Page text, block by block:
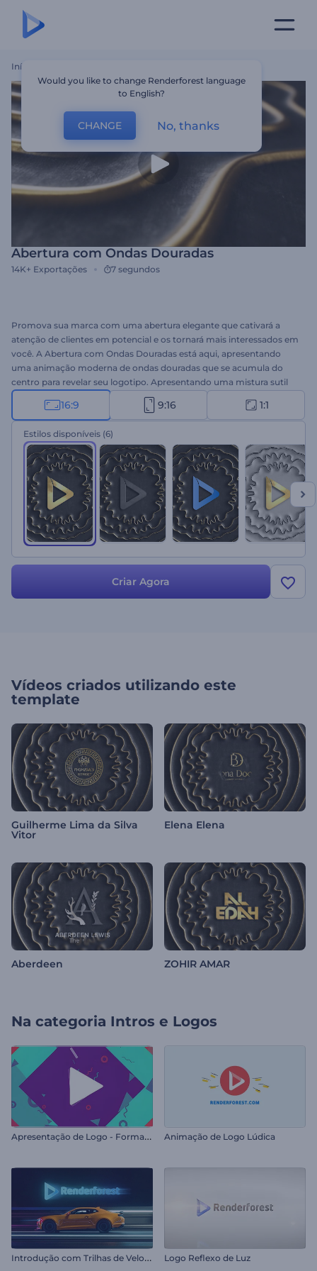
Início
Abertura com Ondas Douradas
14K+ Exportações 7 segundos
Promova sua marca com uma abertura elegante que cativará a
atenção de clientes em potencial e os tornará mais interessados ​​em
você. A Abertura com Ondas Douradas está aqui, apresentando
uma animação moderna de ondas douradas que se acumula do
centro para revelar seu logotipo. Apresentando uma mistura sutil
de ondas pretas e douradas, esta abertura moderna certamente
fará com que qualquer projeto comercial seja um sucesso. Reserve
um minuto para fazer o upload do seu logotipo, escreva seu slogan
e aguarde alguns minutos para criar sua abertura animada
profissionalmente. Ideal para aberturas corporativas, lançamentos
de produtos, promoções de salões de joalheria e muito mais.
Adicione um toque elegante ao seu projeto e cause uma impressão
duradoura no seu público-alvo com esta abertura moderna. Dê
uma chance agora!
16:9 9:16 1:1
Estilos disponíveis (6)
Criar Agora
Vídeos criados utilizando este
template
Guilherme Lima da Silva
Vitor
Elena Elena
Aberdeen ZOHIR AMAR
Na categoria Intros e Logos
A
presentação de Logo - Formas Abstratas Animação de Logo Lúdica
I
ntrodução com Trilhas de Velocidade de Carro Logo Reflexo de Luz
Would you like to change Renderforest language
to English?
CHANGE No, thanks